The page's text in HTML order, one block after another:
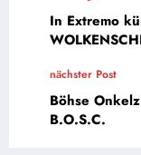
In Extremo
nächster Post
Böhse
B.O.S.C.